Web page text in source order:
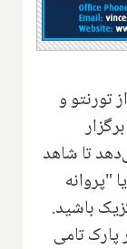
تورنتو و
آگوست برگزار
تا شاهد
"پروانه
باشید.
پارک تامی